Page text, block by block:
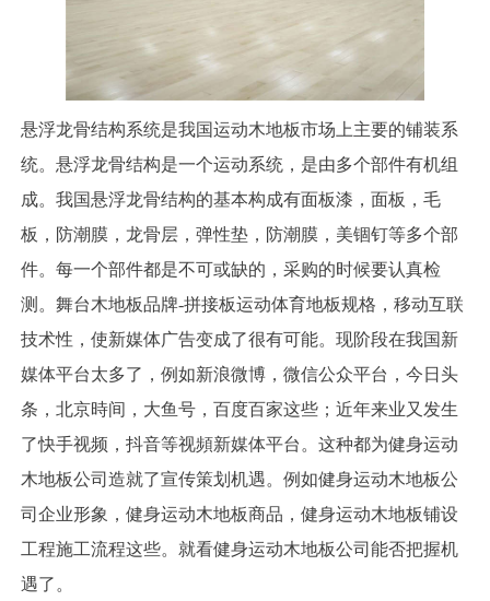
悬浮龙骨结构系统是我国运动木地板市场上主要的铺装系
统。悬浮龙骨结构是一个运动系统，是由多个部件有机组
成。我国悬浮龙骨结构的基本构成有面板漆，面板，毛
板，防潮膜，龙骨层，弹性垫，防潮膜，美锢钉等多个部
件。每一个部件都是不可或缺的，采购的时候要认真检
测。舞台木地板品牌-拼接板运动体育地板规格，移动互联
技术性，使新媒体广告变成了很有可能。现阶段在我国新
媒体平台太多了，例如新浪微博，微信公众平台，今日头
条，北京時间，大鱼号，百度百家这些；近年来业又发生
了快手视频，抖音等视頻新媒体平台。这种都为健身运动
木地板公司造就了宣传策划机遇。例如健身运动木地板公
司企业形象，健身运动木地板商品，健身运动木地板铺设
工程施工流程这些。就看健身运动木地板公司能否把握机
遇了。